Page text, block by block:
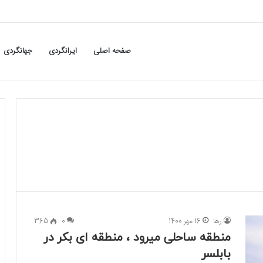
صفحه اصلی ایرانگردی جهانگردی
رها 16 مهر 1400 0
365
منطقه ساحلی میرود ، منطقه ای بکر در
بابلسر